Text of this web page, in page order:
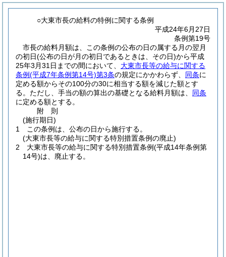
○大東市長の給料の特例に関する条例
平成24年6月27日
条例第19号
市長の給料月額は、この条例の公布の日の属する月の翌月
の初日(公布の日が月の初日であるときは、その日)から平成
25年3月31日までの間において、 大東市長等の給与に関する
条例(平成7年条例第14号)第3条の規定にかかわらず、 同条に
定める額からその100分の30に相当する額を減じた額とす
る。 ただし、手当の額の算出の基礎となる給料月額は、 同条
に定める額とする。
附 則
(施行期日)
1
この条例は、公布の日から施行する。
(大東市長等の給与に関する特別措置条例の廃止)
2
大東市長等の給与に関する特別措置条例(平成14年条例第
14号)は、廃止する。